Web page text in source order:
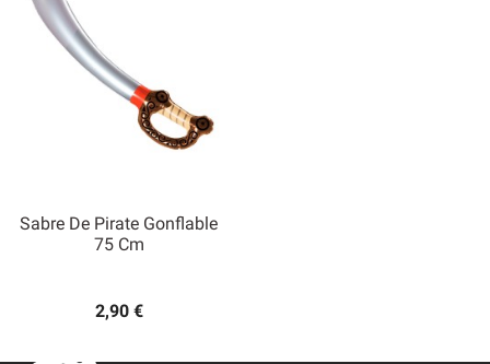
Sabre De Pirate Gonflable
75 Cm
2,90 €